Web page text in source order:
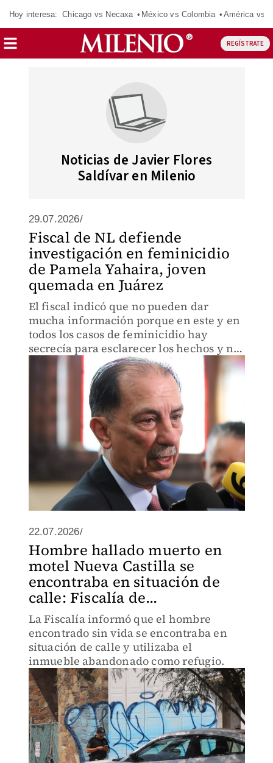
Hoy interesa: Chicago vs Necaxa México vs Colombia América vs
REGÍSTRATE
Noticias de Javier Flores
Saldívar en Milenio
29.07.2026/
Fiscal de NL defiende
investigación en feminicidio
de Pamela Yahaira, joven
quemada en Juárez
El fiscal indicó que no pueden dar
mucha información porque en este y en
todos los casos de feminicidio hay
secrecía para esclarecer los hechos y no
afectar la indagatoria.
22.07.2026/
Hombre hallado muerto en
motel Nueva Castilla se
encontraba en situación de
calle: Fiscalía de...
La Fiscalía informó que el hombre
encontrado sin vida se encontraba en
situación de calle y utilizaba el
inmueble abandonado como refugio.